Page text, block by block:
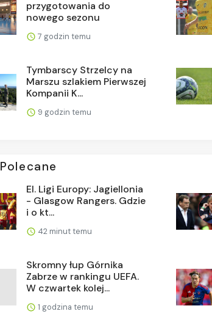
przygotowania do
nowego sezonu
7 godzin temu
Tymbarscy Strzelcy na
Marszu szlakiem Pierwszej
Kompanii K...
9 godzin temu
Polecane
El. Ligi Europy: Jagiellonia
- Glasgow Rangers. Gdzie
i o kt...
42 minut temu
Skromny łup Górnika
Zabrze w rankingu UEFA.
W czwartek kolej...
1 godzina temu